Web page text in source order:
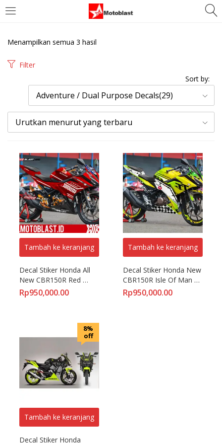
Enter your username and password to login.
Remember me
Lost password?
Menampilkan semua 3 hasil
Filter
Sort by:
Adventure / Dual Purpose Decals(29)
Urutkan menurut yang terbaru
Tambah ke keranjang
Decal Stiker Honda All
New CBR150R Red
Mission WinnoW
Rp950,000.00
Tambah ke keranjang
Decal Stiker Honda New
CBR150R Isle Of Man
TT Green
Rp950,000.00
8%
off
Tambah ke keranjang
Decal Stiker Honda